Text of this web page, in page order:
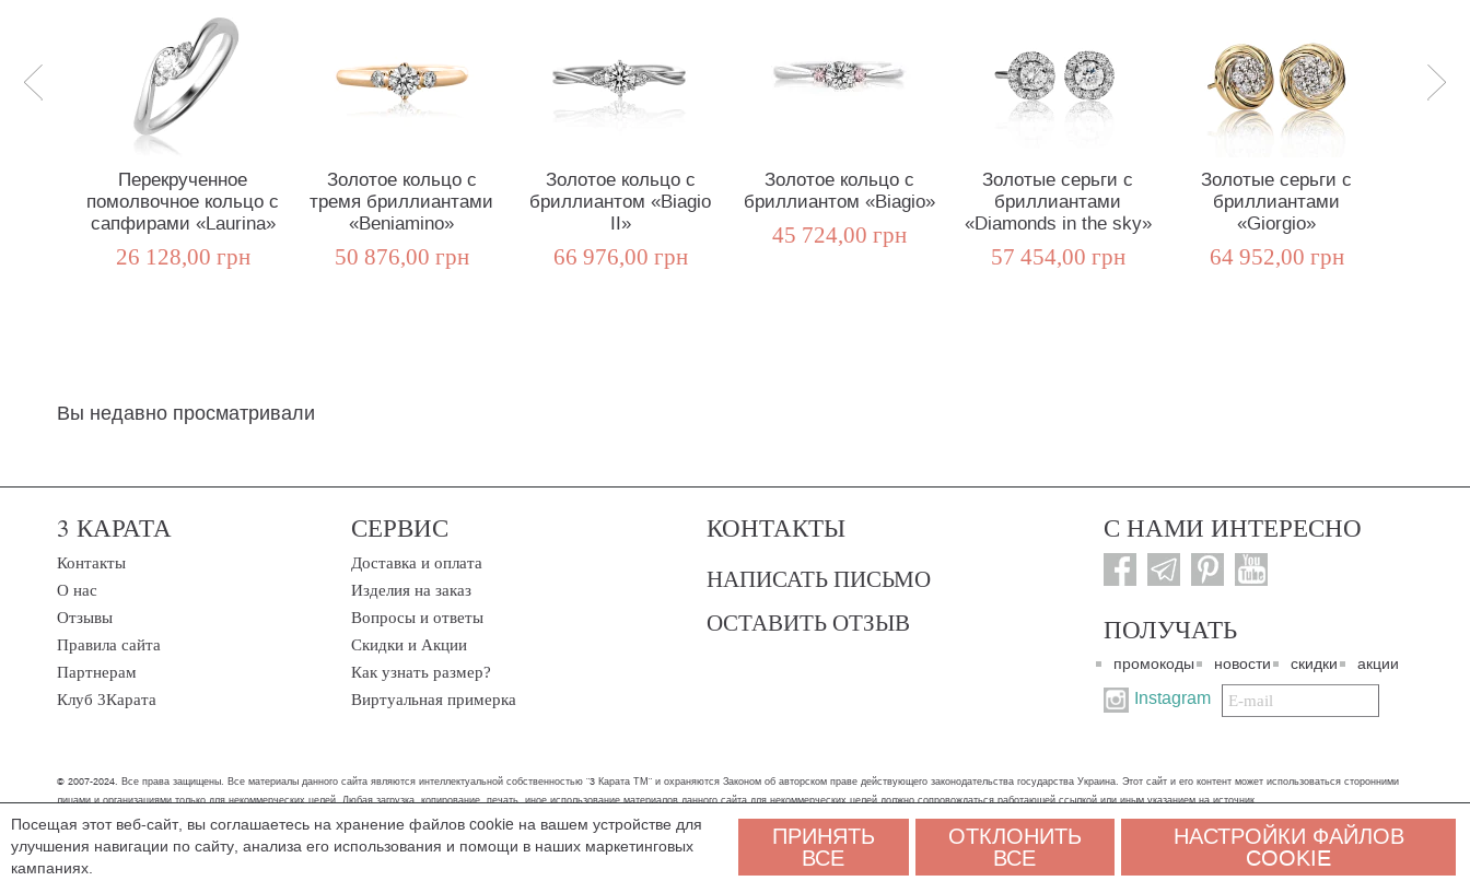
Перекрученное
помолвочное кольцо с
сапфирами «Laurina»
26 128,00 грн
Золотое кольцо с
тремя бриллиантами
«Beniamino»
50 876,00 грн
Золотое кольцо с
бриллиантом «Biagio
II»
66 976,00 грн
Золотое кольцо с
бриллиантом «Biagio»
45 724,00 грн
Золотые серьги с
бриллиантами
«Diamonds in the sky»
57 454,00 грн
Золотые серьги с
бриллиантами
«Giorgio»
64 952,00 грн
Вы недавно просматривали
3 КАРАТА
Контакты
О нас
Отзывы
Правила сайта
Партнерам
Клуб 3Карата
СЕРВИС
Доставка и оплата
Изделия на заказ
Вопросы и ответы
Скидки и Акции
Как узнать размер?
Виртуальная примерка
КОНТАКТЫ
НАПИСАТЬ ПИСЬМО
ОСТАВИТЬ ОТЗЫВ
С НАМИ ИНТЕРЕСНО
ПОЛУЧАТЬ
промокоды новости скидки акции
Instagram
Подписаться
на
© 2007-2024. Все права защищены. Все материалы данного сайта являются интеллектуальной собственностью "3 Карата ТМ" и охраняются Законом об авторском праве действующего законодательства государства Украина. Этот сайт и его контент может использоваться сторонними
лицами и организациями только для некоммерческих целей. Любая загрузка, копирование, печать, иное использование материалов данного сайта для некоммерческих целей должно сопровождаться работающей ссылкой или иным указанием на источник.
Мы обрабатываем персональные данные (cookies, IP-адрес, местоположение), чтобы вам было удобнее пользоваться сайтом. Оставаясь на сайте, вы соглашаетесь на обработку персональных данных. Если вы не согласны, пожалуйста, покиньте сайт и свяжитесь с нами
любым удобным способом, мы поможем найти решение.
Посещая этот веб-сайт, вы соглашаетесь на хранение файлов cookie на вашем устройстве для
улучшения навигации по сайту, анализа его использования и помощи в наших маркетинговых
кампаниях.
ПРИНЯТЬ
ВСЕ
ОТКЛОНИТЬ
ВСЕ
НАСТРОЙКИ ФАЙЛОВ
COOKIE